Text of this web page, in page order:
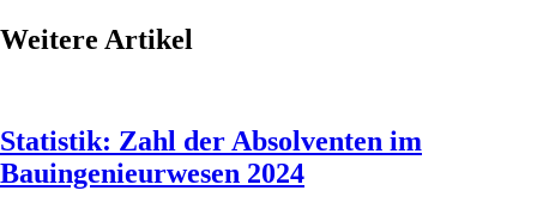
Weitere Artikel
Statistik: Zahl der Absolventen im
Bauingenieurwesen 2024